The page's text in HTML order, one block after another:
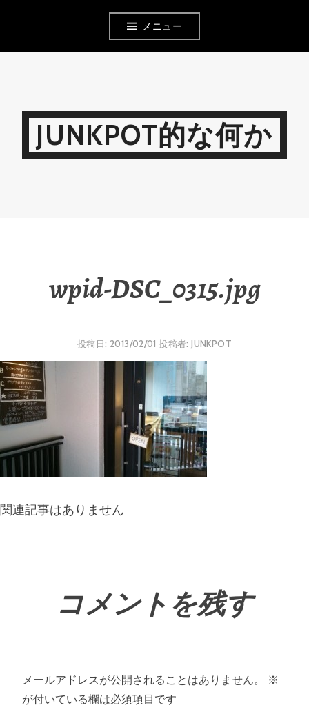
メニュー
JUNKPOT的な何か
wpid-DSC_0315.jpg
投稿日: 2013/02/01 投稿者:JUNKPOT
関連記事はありません
コメントを残す
メールアドレスが公開されることはありません。
※
が付いている欄は必須項目です